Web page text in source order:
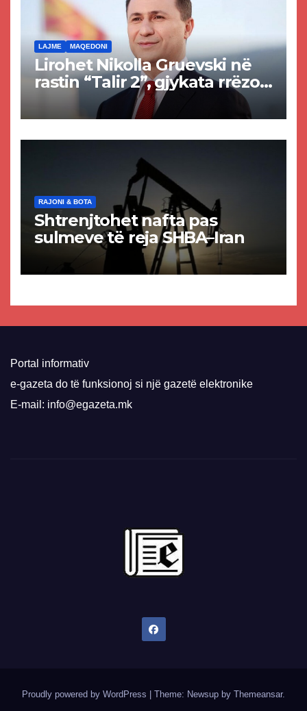
LAJME MAQEDONI
Lirohet Nikolla Gruevski në
rastin “Talir 2”, gjykata rrëzon
akuzat për ndërtimin e
paligjshëm të selisë së
RAJONI & BOTA
Shtrenjtohet nafta pas
sulmeve të reja SHBA–Iran
Portal informativ
e-gazeta do të funksionoj si një gazetë elektronike
E-mail: info@egazeta.mk
Proudly powered by WordPress Theme: Newsup by Themeansar.